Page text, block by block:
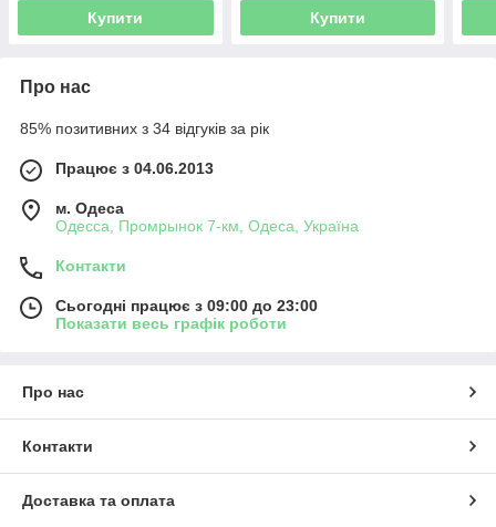
Купити Купити
Про нас
85% позитивних з 34 відгуків за рік
Працює з 04.06.2013
м. Одеса
Одесса, Промрынок 7-км, Одеса, Україна
Контакти
Сьогодні працює з 09:00 до 23:00
Показати весь графік роботи
Про нас
Контакти
Доставка та оплата